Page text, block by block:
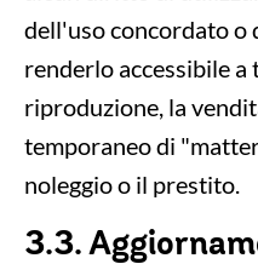
dell'uso concordato o
renderlo accessibile a
riproduzione, la
temporaneo di
noleggio o il prestito.
3.3.